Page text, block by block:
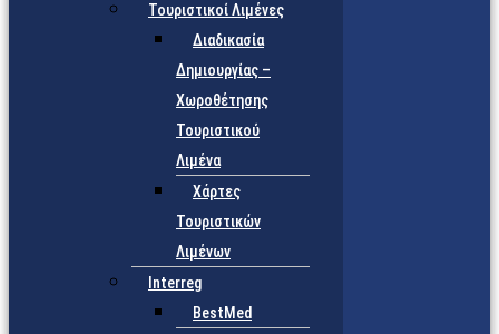
Τουριστικοί Λιμένες
Διαδικασία
Δημιουργίας –
Χωροθέτησης
Τουριστικού
Λιμένα
Χάρτες
Τουριστικών
Λιμένων
Interreg
BestMed